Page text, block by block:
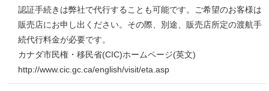
認証手続きは弊社で代行することも可能です。ご希望のお客様は
販売店にお申し出ください。その際、別途、販売店所定の渡航手
続代行料金が必要です。
カナダ市民権・移民省(CIC)ホームページ(英文)
http://www.cic.gc.ca/english/visit/eta.asp